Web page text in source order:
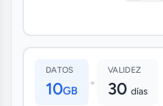
DATOS
10GB •
VALIDEZ
30 días